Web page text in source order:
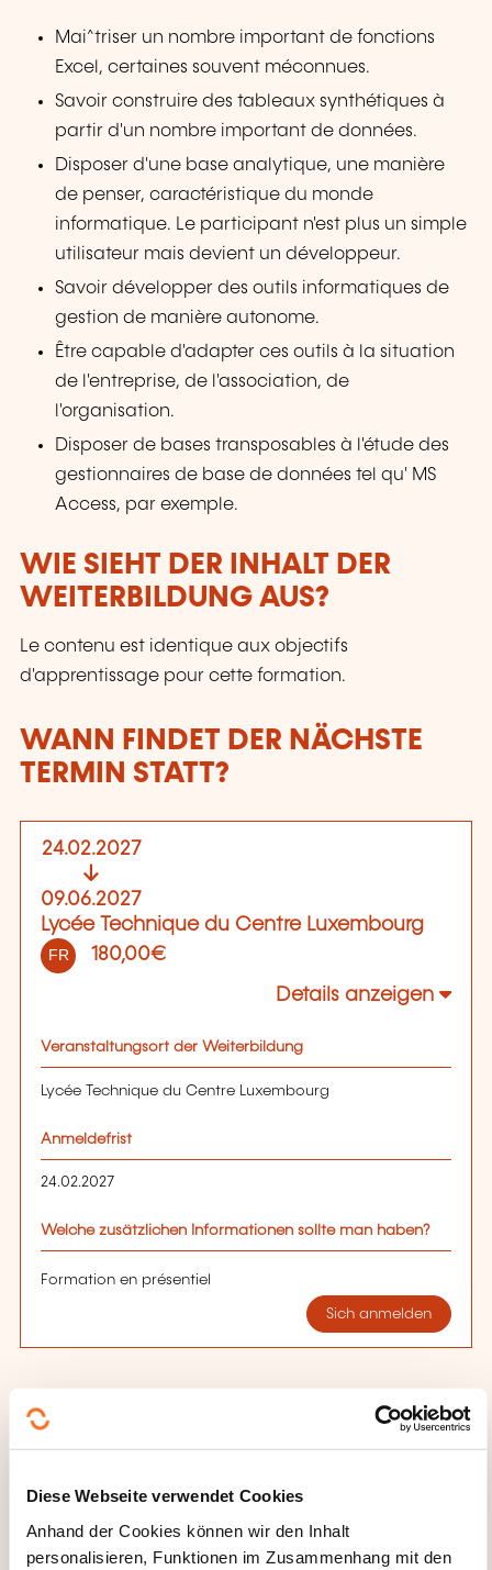
Diese Webseite verwendet Cookies
Anhand der Cookies können wir den Inhalt
personalisieren, Funktionen im Zusammenhang mit den
Mai^triser un nombre important de fonctions
Excel, certaines souvent méconnues.
Savoir construire des tableaux synthétiques à
partir d'un nombre important de données.
Disposer d'une base analytique, une manière
de penser, caractéristique du monde
informatique. Le participant n'est plus un simple
utilisateur mais devient un développeur.
Savoir développer des outils informatiques de
gestion de manière autonome.
Être capable d'adapter ces outils à la situation
de l'entreprise, de l'association, de
l'organisation.
Disposer de bases transposables à l'étude des
gestionnaires de base de données tel qu' MS
Access, par exemple.
WIE SIEHT DER INHALT DER
WEITERBILDUNG AUS?
Le contenu est identique aux objectifs
d'apprentissage pour cette formation.
WANN FINDET DER NÄCHSTE
TERMIN STATT?
24.02.2027
09.06.2027
Lycée Technique du Centre Luxembourg
FR 180,00€
Details anzeigen
Veranstaltungsort der Weiterbildung
Lycée Technique du Centre Luxembourg
Anmeldefrist
24.02.2027
Welche zusätzlichen Informationen sollte man haben?
Formation en présentiel
Sich anmelden
Wie kann ich das